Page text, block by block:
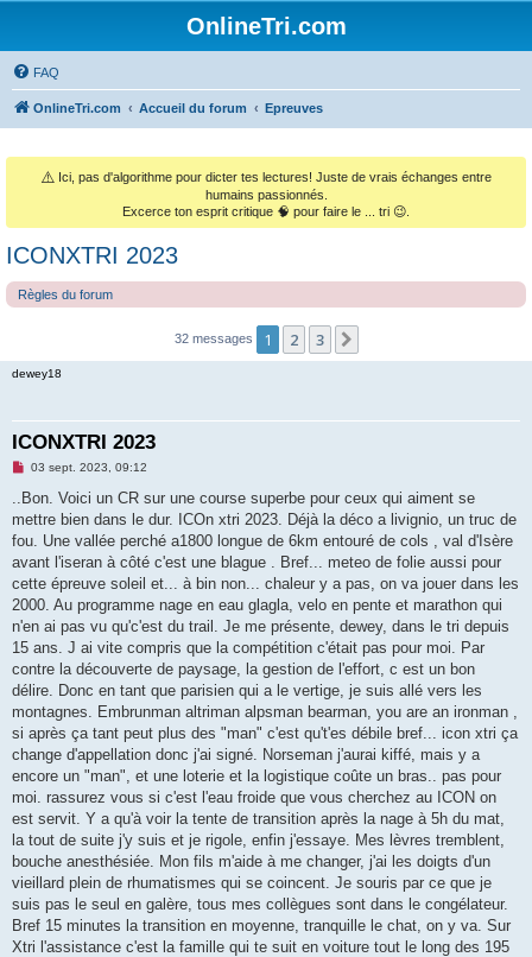
OnlineTri.com
FAQ
OnlineTri.com Accueil du forum Epreuves
⚠️ Ici, pas d'algorithme pour dicter tes lectures! Juste de vrais échanges entre
humains passionnés.
Excerce ton esprit critique 🧠 pour faire le ... tri 😉.
ICONXTRI 2023
Règles du forum
32 messages 1 2 3
dewey18
ICONXTRI 2023
M
s
a
g
n
o
l
u
03 sept. 2023, 09:12
..Bon. Voici un CR sur une course superbe pour ceux qui aiment se
mettre bien dans le dur. ICOn xtri 2023. Déjà la déco a livignio, un truc de
fou. Une vallée perché a1800 longue de 6km entouré de cols , val d'Isère
avant l'iseran à côté c'est une blague . Bref... meteo de folie aussi pour
cette épreuve soleil et... à bin non... chaleur y a pas, on va jouer dans les
2000. Au programme nage en eau glagla, velo en pente et marathon qui
n'en ai pas vu qu'c'est du trail. Je me présente, dewey, dans le tri depuis
15 ans. J ai vite compris que la compétition c'était pas pour moi. Par
contre la découverte de paysage, la gestion de l'effort, c est un bon
délire. Donc en tant que parisien qui a le vertige, je suis allé vers les
montagnes. Embrunman altriman alpsman bearman, you are an ironman ,
si après ça tant peut plus des "man" c'est qu't'es débile bref... icon xtri ça
change d'appellation donc j'ai signé. Norseman j'aurai kiffé, mais y a
encore un "man", et une loterie et la logistique coûte un bras.. pas pour
moi. rassurez vous si c'est l'eau froide que vous cherchez au ICON on
est servit. Y a qu'à voir la tente de transition après la nage à 5h du mat,
la tout de suite j'y suis et je rigole, enfin j'essaye. Mes lèvres tremblent,
bouche anesthésiée. Mon fils m'aide à me changer, j'ai les doigts d'un
vieillard plein de rhumatismes qui se coincent. Je souris par ce que je
suis pas le seul en galère, tous mes collègues sont dans le congélateur.
Bref 15 minutes la transition en moyenne, tranquille le chat, on y va. Sur
Xtri l'assistance c'est la famille qui te suit en voiture tout le long des 195